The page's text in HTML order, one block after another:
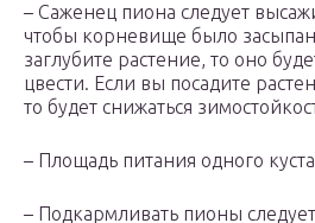
– Саженец пиона следует
чтобы корневище было
заглубите растение, то оно
цвести. Если вы посадите
то будет снижаться
– Площадь питания одного
– Подкармливать пионы